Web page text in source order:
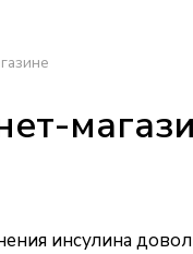
инсулина